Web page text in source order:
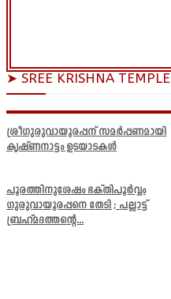
➤ SREE KRISHNA TEMPLE
ശ്രീഗുരുവായൂരപ്പന് സമർപ്പണമായി
കൃഷ്ണനാട്ടം ഉടയാടകൾ
പൂരത്തിനുശേഷം ഭക്തിപൂർവ്വം
ഗുരുവായൂരപ്പനെ തേടി ; പല്ലാട്ട്
ബ്രഹ്മദത്തന്റെ...